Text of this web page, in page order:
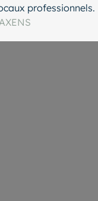
professionnels.